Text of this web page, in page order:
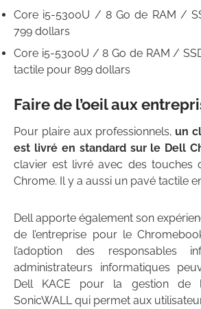
Core i5-5300U / 8 Go de RAM /
799 dollars
Core i5-5300U / 8 Go de RAM /
tactile pour 899 dollars
Faire de l’oeil aux
Pour plaire aux professionnels, un
est livré en standard sur le Dell
clavier est livré avec des touches
Chrome. Il y a aussi un pavé tactile
Dell apporte également son
de l’entreprise pour le
l’adoption des responsables
administrateurs informatiques
Dell KACE pour la gestion de
SonicWALL qui permet aux